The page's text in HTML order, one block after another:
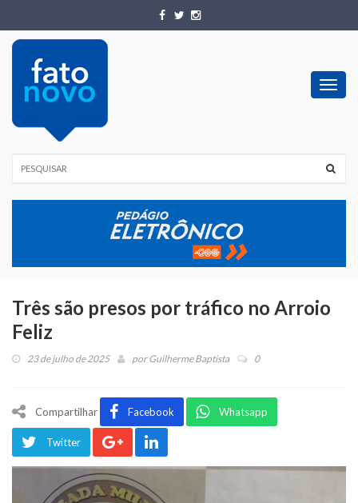
Três são presos por tráfico no Arroio
Feliz
23 de julho de 2025 porGuilherme Baptista 0
Compartilhar Facebook Whatsapp
Twitter